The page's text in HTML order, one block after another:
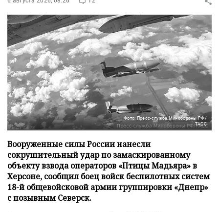
Фото: Пресс-служба Минобороны РФ/
ТАСС
Вооруженные силы России нанесли
сокрушительный удар по замаскированному
объекту взвода операторов «Птицы Мадьяра» в
Херсоне, сообщил боец войск беспилотных систем
18-й общевойсковой армии группировки «Днепр»
с позывным Северск.